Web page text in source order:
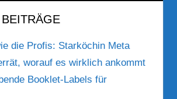
die Profis: Starköchin Meta
worauf es wirklich ankommt
Booklet-Labels für